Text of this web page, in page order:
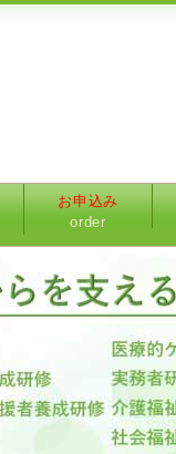
お申込み
order